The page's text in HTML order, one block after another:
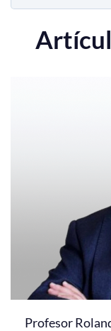
Profesor